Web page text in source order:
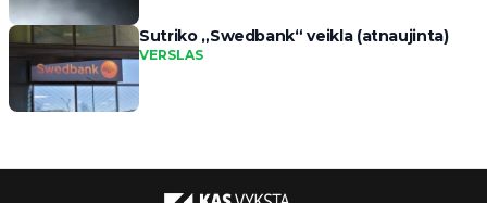
Sutriko „Swedbank“ veikla (atnaujinta)
VERSLAS